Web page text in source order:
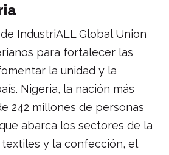
IndustriALL Global Union
para fortalecer las
la unidad y la
Nigeria, la nación más
242 millones de personas
abarca los sectores de la
y la confección, el